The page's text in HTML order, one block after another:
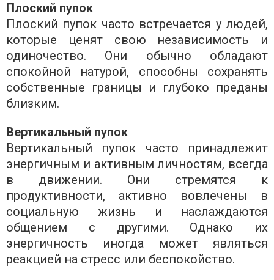
Плоский пупок
Плоский пупок часто встречается у людей,
которые ценят свою независимость и
одиночество. Они обычно обладают
спокойной натурой, способны сохранять
собственные границы и глубоко преданы
близким.
Вертикальный пупок
Вертикальный пупок часто принадлежит
энергичным и активным личностям, всегда
в движении. Они стремятся к
продуктивности, активно вовлечены в
социальную жизнь и наслаждаются
общением с другими. Однако их
энергичность иногда может являться
реакцией на стресс или беспокойство.